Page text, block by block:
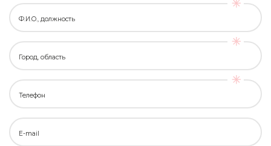
Ф.И.О., должность
Город, область
Телефон
E-mail